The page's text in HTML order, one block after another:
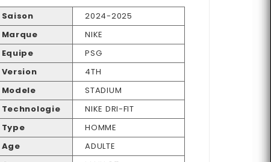
Saison
2024-2025
Marque
NIKE
Equipe
PSG
Version
4TH
Modele
STADIUM
Technologie
NIKE DRI-FIT
Type
HOMME
Age
ADULTE